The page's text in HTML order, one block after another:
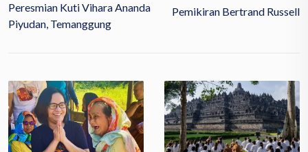
Peresmian Kuti Vihara Ananda
Piyudan, Temanggung
Pemikiran Bertrand Russell